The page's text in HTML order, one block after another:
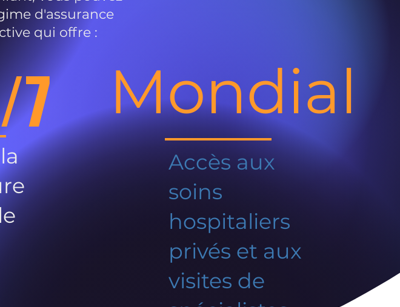
d'assurance
qui offre :
7 Mondial
Accès aux
soins
hospitaliers
privés et aux
visites de